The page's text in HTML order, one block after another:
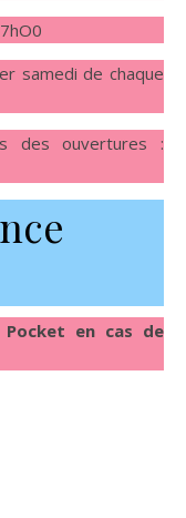
samedi de chaque
des ouvertures :
Pocket en cas de